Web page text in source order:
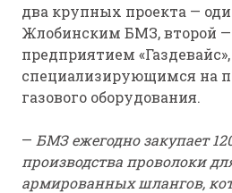
два крупных проекта —
Жлобинским БМЗ, второй
предприятием «Газдевайс»,
специализирующимся на
газового оборудования.
— БМЗ ежегодно закупает
производства проволоки
армированных шлангов,